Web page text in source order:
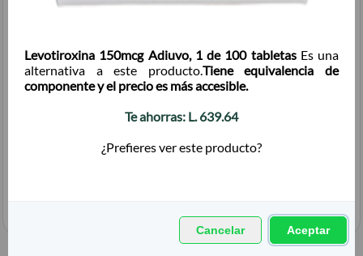
Levotiroxina 150mcg Adiuvo, 1 de 100 tabletasEs una
alternativa a este producto.Tiene equivalencia de
componente y el precio es más accesible.
Te ahorras: L. 639.64
¿Prefieres ver este producto?
Cancelar Aceptar